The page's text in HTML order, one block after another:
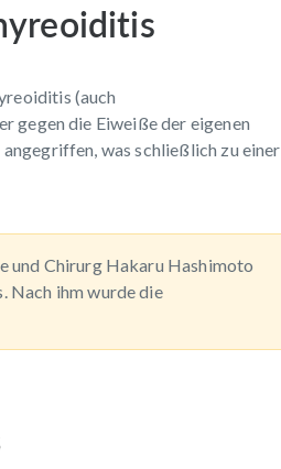
(auch
die Eiweiße der eigenen
was schließlich zu einer
und Chirurg Hakaru Hashimoto
Nach ihm wurde die